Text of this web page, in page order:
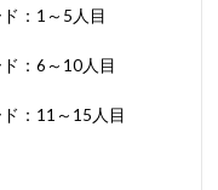
：1～5人目
：6～10人目
：11～15人目